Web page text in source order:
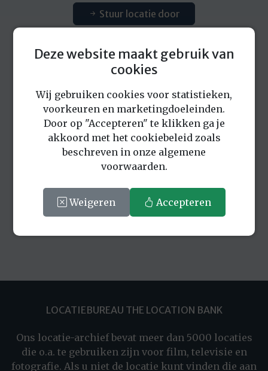
Stuur locatie door
Alle foto's
Eerder bekeken locaties
LOCATIEBUREAU THE LOCATION BANK
Ons locatie-archief bevat meer dan 5000 locaties
die o.a. te gebruiken zijn voor film, televisie en
fotografie. Als u niet de locatie kunt vinden die aan
Deze website maakt gebruik van
cookies
Wij gebruiken cookies voor statistieken,
voorkeuren en marketingdoeleinden.
Door op "Accepteren" te klikken ga je
akkoord met het cookiebeleid zoals
beschreven in onze algemene
voorwaarden.
Weigeren Accepteren